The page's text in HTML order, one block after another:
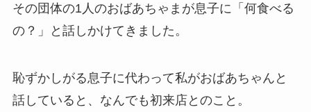
その団体の1人のおばあちゃまが息子に「何食べる
の？」と話しかけてきました。
恥ずかしがる息子に代わって私がおばあちゃんと
話していると、なんでも初来店とのこと。